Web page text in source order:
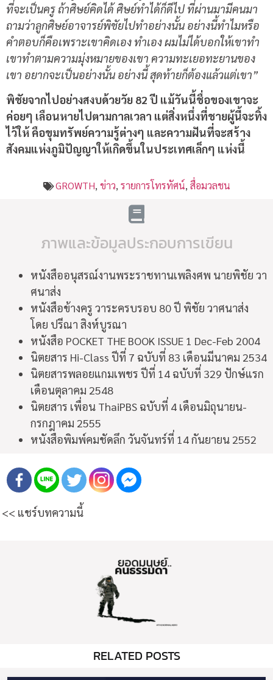
ที่จะเป็นครู ถ้าศิษย์คิดได้ ศิษย์ทำได้ก็ดีไป ที่ผ่านมามีคนมา
ถามว่าลูกศิษย์อาจารย์พิชัยไปทำอย่างนั้น อย่างนี้ทำไมหรือ
คำตอบก็คือเพราะเขาคิดเอง ทำเอง ผมไม่ได้บอกให้เขาทำ
เขาทำตามความมุ่งหมายของเขา ความทะเยอทะยานของ
เขา อยากจะเป็นอย่างนั้น อย่างนี้ สุดท้ายก็ต้องแล้วแต่เขา”
พิชัยจากไปอย่างสงบด้วยวัย 82 ปี แม้วันนี้ชื่อของเขาจะ
ค่อยๆ เลือนหายไปตามกาลเวลา แต่สิ่งหนึ่งที่ชายผู้นี้จะทิ้ง
ไว้ให้ คือขุมทรัพย์ความรู้ต่างๆ และความฝันที่จะสร้าง
สังคมแห่งภูมิปัญญาให้เกิดขึ้นในประเทศเล็กๆ แห่งนี้
GROWTH, ข่าว, รายการโทรทัศน์, สื่อมวลชน
ภาพและข้อมูลประกอบการเขียน
หนังสืออนุสรณ์งานพระราชทานเพลิงศพ นายพิชัย วา
ศนาส่ง
หนังสือข้างครู วาระครบรอบ 80 ปี พิชัย วาศนาส่ง
โดย ปรีณา สิงห์บูรณา
หนังสือ POCKET THE BOOK ISSUE 1 Dec-Feb 2004
นิตยสาร Hi-Class ปีที่ 7 ฉบับที่ 83 เดือนมีนาคม 2534
นิตยสารพลอยแกมเพชร ปีที่ 14 ฉบับที่ 329 ปักษ์แรก
เดือนตุลาคม 2548
นิตยสาร เพื่อน ThaiPBS ฉบับที่ 4 เดือนมิถุนายน-
กรกฎาคม 2555
หนังสือพิมพ์คมชัดลึก วันจันทร์ที่ 14 กันยายน 2552
<< แชร์บทความนี้
RELATED POSTS